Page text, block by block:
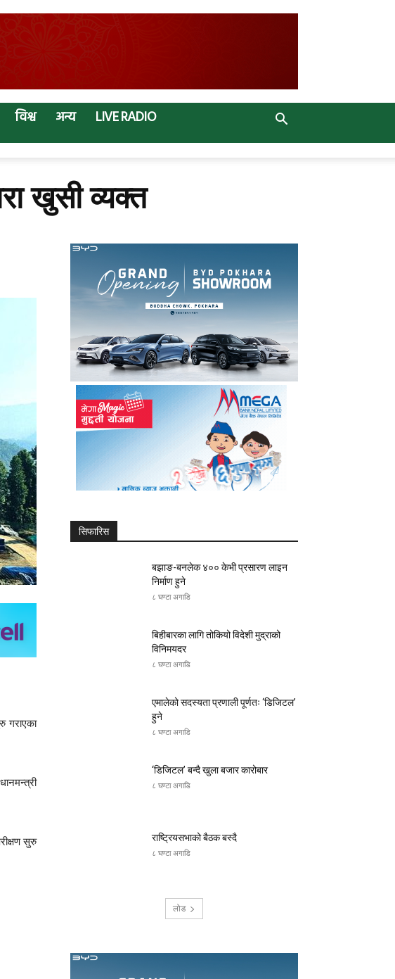
विश्व अन्य LIVE RADIO
खुसी व्यक्त
गराएका
सुरु
सिफारिस
बझाङ-बनलेक ४०० केभी प्रसारण लाइन
निर्माण हुने
८ घण्टा अगाडि
बिहीबारका लागि तोकियो विदेशी मुद्राको
विनिमयदर
८ घण्टा अगाडि
एमालेको सदस्यता प्रणाली पूर्णतः ‘डिजिटल’
हुने
८ घण्टा अगाडि
‘डिजिटल’ बन्दै खुला बजार कारोबार
८ घण्टा अगाडि
राष्ट्रियसभाको बैठक बस्दै
८ घण्टा अगाडि
लोड